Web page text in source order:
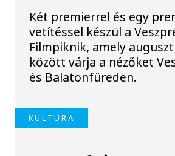
Két premierrel és egy
vetítéssel készül a
Filmpiknik, amely
között várja a nézőket
és Balatonfüreden.
KULTÚRA